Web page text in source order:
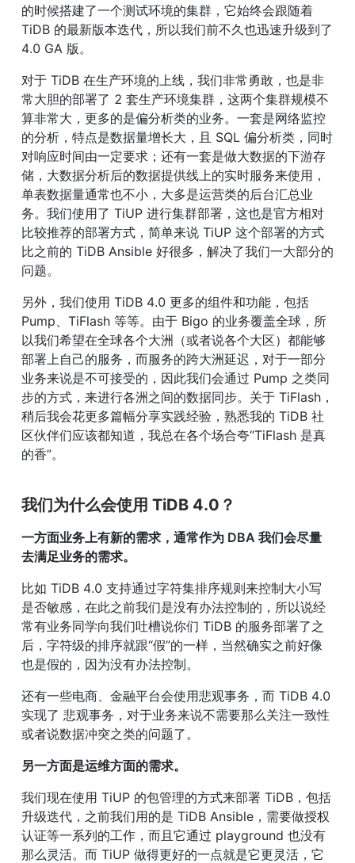
的时候搭建了一个测试环境的集群，它始终会跟随着
TiDB 的最新版本迭代，所以我们前不久也迅速升级到了
4.0 GA 版。
对于 TiDB 在生产环境的上线，我们非常勇敢，也是非
常大胆的部署了 2 套生产环境集群，这两个集群规模不
算非常大，更多的是偏分析类的业务。一套是网络监控
的分析，特点是数据量增长大，且 SQL 偏分析类，同时
对响应时间由一定要求；还有一套是做大数据的下游存
储，大数据分析后的数据提供线上的实时服务来使用，
单表数据量通常也不小，大多是运营类的后台汇总业
务。我们使用了 TiUP 进行集群部署，这也是官方相对
比较推荐的部署方式，简单来说 TiUP 这个部署的方式
比之前的 TiDB Ansible 好很多，解决了我们一大部分的
问题。
另外，我们使用 TiDB 4.0 更多的组件和功能，包括
Pump、TiFlash 等等。由于 Bigo 的业务覆盖全球，所
以我们希望在全球各个大洲（或者说各个大区）都能够
部署上自己的服务，而服务的跨大洲延迟，对于一部分
业务来说是不可接受的，因此我们会通过 Pump 之类同
步的方式，来进行各洲之间的数据同步。关于 TiFlash，
稍后我会花更多篇幅分享实践经验，熟悉我的 TiDB 社
区伙伴们应该都知道，我总在各个场合夸“TiFlash 是真
的香”。
我们为什么会使用 TiDB 4.0？
一方面业务上有新的需求，通常作为 DBA 我们会尽量
去满足业务的需求。
比如 TiDB 4.0 支持通过字符集排序规则来控制大小写
是否敏感，在此之前我们是没有办法控制的，所以说经
常有业务同学向我们吐槽说你们 TiDB 的服务部署了之
后，字符级的排序就跟“假”的一样，当然确实之前好像
也是假的，因为没有办法控制。
还有一些电商、金融平台会使用悲观事务，而 TiDB 4.0
实现了 悲观事务，对于业务来说不需要那么关注一致性
或者说数据冲突之类的问题了。
另一方面是运维方面的需求。
我们现在使用 TiUP 的包管理的方式来部署 TiDB，包括
升级迭代，之前我们用的是 TiDB Ansible，需要做授权
认证等一系列的工作，而且它通过 playground 也没有
那么灵活。而 TiUP 做得更好的一点就是它更灵活，它